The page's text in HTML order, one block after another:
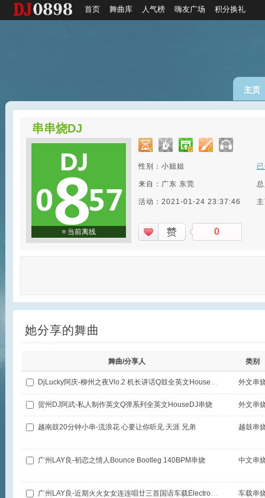
首页 舞曲库 人气榜 嗨友广场 积分换礼
主页
串串烧DJ
当前离线
性别：小姐姐
来自：广东 东莞
活动：2021-01-24 23:37:46
0
她分享的舞曲
舞曲/分享人 类别
DjLucky阿庆-柳州之夜Vlo.2 机长讲话Q鼓全英文HouseDJ串烧 外文串
贺州DJ阿武-私人制作英文Q弹系列全英文HouseDJ串烧 外文串
越南鼓20分钟小串-流浪花 心要让你听见 天涯 兄弟 越鼓串
广州LAY良-初恋之情人Bounce Bootleg 140BPM串烧 中文串
广州LAY良-近期火火女女连连唱廿三首国语车载Electro串烧 车载串